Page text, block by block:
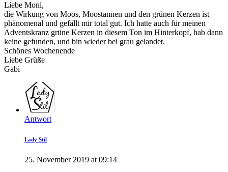
Liebe Moni,
die Wirkung von Moos, Moostannen und den grünen Kerzen ist
phänomenal und gefällt mir total gut. Ich hatte auch für meinen
Adventskranz grüne Kerzen in diesem Ton im Hinterkopf, hab dann
keine gefunden, und bin wieder bei grau gelandet.
Schönes Wochenende
Liebe Grüße
Gabi
Antwort
Lady Stil
25. November 2019 at 09:14